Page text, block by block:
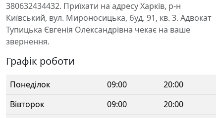
380632434432. Приїхати на адресу Харків, р-н
Київський, вул. Мироносицька, буд. 91, кв. 3. Адвокат
Тупицька Євгенія Олександрівна чекає на ваше
звернення.
Графік роботи
Понеділок 09:00
20:00
Вівторок
09:00
20:00